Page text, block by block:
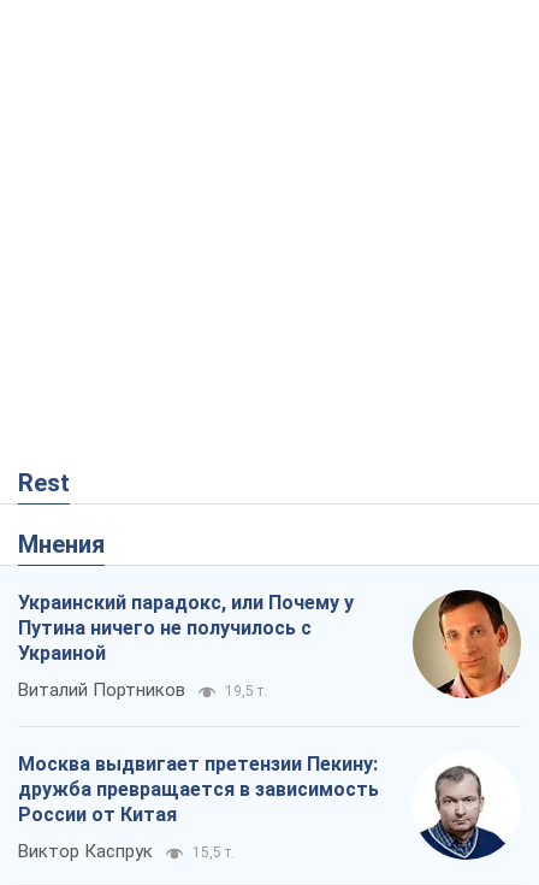
Rest
Мнения
Украинский парадокс, или Почему у
Путина ничего не получилось с
Украиной
Виталий Портников 19,5 т.
Москва выдвигает претензии Пекину:
дружба превращается в зависимость
России от Китая
Виктор Каспрук 15,5 т.